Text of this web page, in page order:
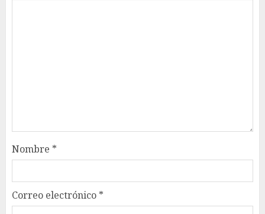
Nombre *
Correo electrónico *